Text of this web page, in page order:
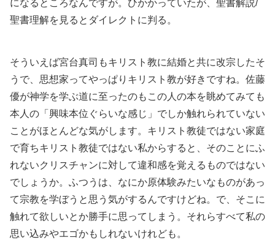
になるところなんですが。ひかかっていたが、聖書解説/
聖書理解を見るとダイレクトに判る。
そういえば宮台真司もキリスト教に結婚と共に改宗したそ
うで、思想家ってやっぱりキリスト教が好きですね。佐藤
優が神学を学ぶ道に至ったのもこの人の本を眺めてみても
本人の「興味本位ぐらいな感じ」でしか触れられていない
ことがほとんどな気がします。キリスト教徒ではない家庭
で育ちキリスト教徒ではない私からすると、そのことにふ
れないクリスチャンに対して違和感を覚えるものではない
でしょうか。ふつうは、なにか原体験みたいなものがあっ
て宗教を学ぼうと思う気がするんですけどね。で、そこに
触れて欲しいとか勝手に思ってしまう。それらすべて私の
思い込みやエゴかもしれないけれども。